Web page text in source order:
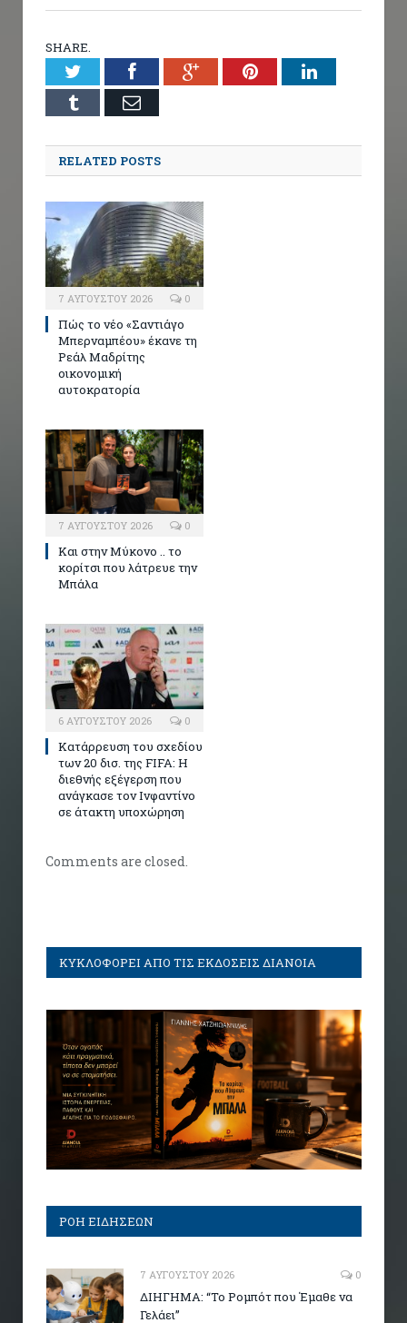
SHARE.
TwitterFacebookGoogle+PinterestLinkedIn
Tumblr Email
RELATED POSTS
7 ΑΥΓΟΎΣΤΟΥ 2026 0
Πώς το νέο «Σαντιάγο
Μπερναμπέου» έκανε τη
Ρεάλ Μαδρίτης
οικονομική
αυτοκρατορία
7 ΑΥΓΟΎΣΤΟΥ 2026 0
Και στην Μύκονο .. το
κορίτσι που λάτρευε την
Μπάλα
6 ΑΥΓΟΎΣΤΟΥ 2026 0
Κατάρρευση του σχεδίου
των 20 δισ. της FIFA: Η
διεθνής εξέγερση που
ανάγκασε τον Ινφαντίνο
σε άτακτη υποχώρηση
Comments are closed.
ΚΥΚΛΟΦΟΡΕΙ ΑΠΟ ΤΙΣ ΕΚΔΟΣΕΙΣ ΔΙΑΝΟΙΑ
ΡΟΗ ΕΙΔΗΣΕΩΝ
7 ΑΥΓΟΎΣΤΟΥ 2026 0
ΔΙΗΓΗΜΑ: “Το Ρομπότ που Έμαθε να
Γελάει”